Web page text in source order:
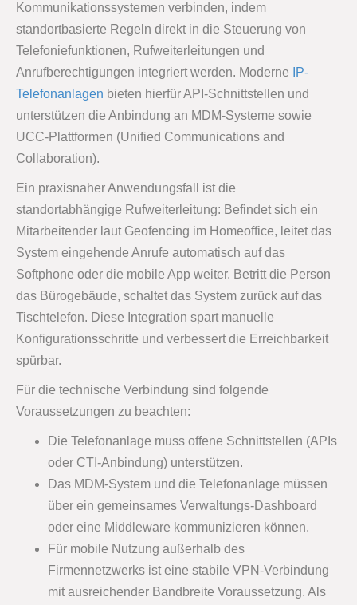
Kommunikationssystemen verbinden, indem
standortbasierte Regeln direkt in die Steuerung von
Telefoniefunktionen, Rufweiterleitungen und
Anrufberechtigungen integriert werden. Moderne
IP-
Telefonanlagen bieten hierfür API-Schnittstellen und
unterstützen die Anbindung an MDM-Systeme sowie
UCC-Plattformen (Unified Communications and
Collaboration).
Ein praxisnaher Anwendungsfall ist die
standortabhängige Rufweiterleitung: Befindet sich ein
Mitarbeitender laut Geofencing im Homeoffice, leitet das
System eingehende Anrufe automatisch auf das
Softphone oder die mobile App weiter. Betritt die Person
das Bürogebäude, schaltet das System zurück auf das
Tischtelefon. Diese Integration spart manuelle
Konfigurationsschritte und verbessert die Erreichbarkeit
spürbar.
Für die technische Verbindung sind folgende
Voraussetzungen zu beachten:
Die Telefonanlage muss offene Schnittstellen (APIs
oder CTI-Anbindung) unterstützen.
Das MDM-System und die Telefonanlage müssen
über ein gemeinsames Verwaltungs-Dashboard
oder eine Middleware kommunizieren können.
Für mobile Nutzung außerhalb des
Firmennetzwerks ist eine stabile VPN-Verbindung
mit ausreichender Bandbreite Voraussetzung. Als